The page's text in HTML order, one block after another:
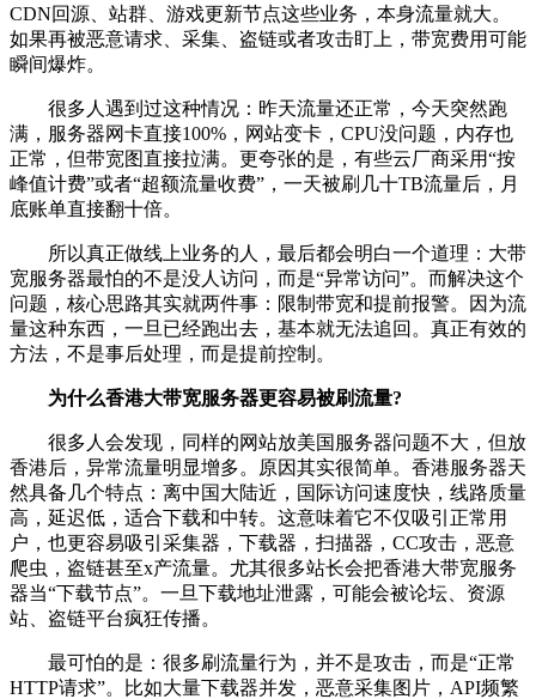
CDN回源、站群、游戏更新节点这些业务，本身流量就大。
如果再被恶意请求、采集、盗链或者攻击盯上，带宽费用可能
瞬间爆炸。
很多人遇到过这种情况：昨天流量还正常，今天突然跑
满，服务器网卡直接100%，网站变卡，CPU没问题，内存也
正常，但带宽图直接拉满。更夸张的是，有些云厂商采用“按
峰值计费”或者“超额流量收费”，一天被刷几十TB流量后，月
底账单直接翻十倍。
所以真正做线上业务的人，最后都会明白一个道理：大带
宽服务器最怕的不是没人访问，而是“异常访问”。而解决这个
问题，核心思路其实就两件事：限制带宽和提前报警。因为流
量这种东西，一旦已经跑出去，基本就无法追回。真正有效的
方法，不是事后处理，而是提前控制。
为什么香港大带宽服务器更容易被刷流量?
很多人会发现，同样的网站放美国服务器问题不大，但放
香港后，异常流量明显增多。原因其实很简单。香港服务器天
然具备几个特点：离中国大陆近，国际访问速度快，线路质量
高，延迟低，适合下载和中转。这意味着它不仅吸引正常用
户，也更容易吸引采集器，下载器，扫描器，CC攻击，恶意
爬虫，盗链甚至x产流量。尤其很多站长会把香港大带宽服务
器当“下载节点”。一旦下载地址泄露，可能会被论坛、资源
站、盗链平台疯狂传播。
最可怕的是：很多刷流量行为，并不是攻击，而是“正常
HTTP请求”。比如大量下载器并发，恶意采集图片，API频繁